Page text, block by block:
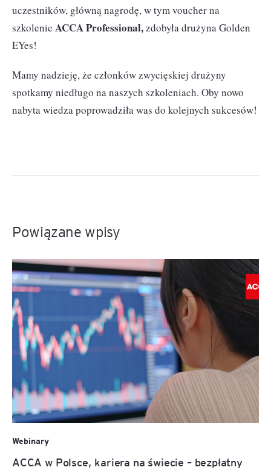
uczestników, główną nagrodę, w tym voucher na
szkolenie ACCA Professional,zdobyła drużyna Golden
EYes!
Mamy nadzieję, że członków zwycięskiej drużyny
spotkamy niedługo na naszych szkoleniach. Oby nowo
nabyta wiedza poprowadziła was do kolejnych sukcesów!
Powiązane wpisy
Webinary
ACCA w Polsce, kariera na świecie – bezpłatny